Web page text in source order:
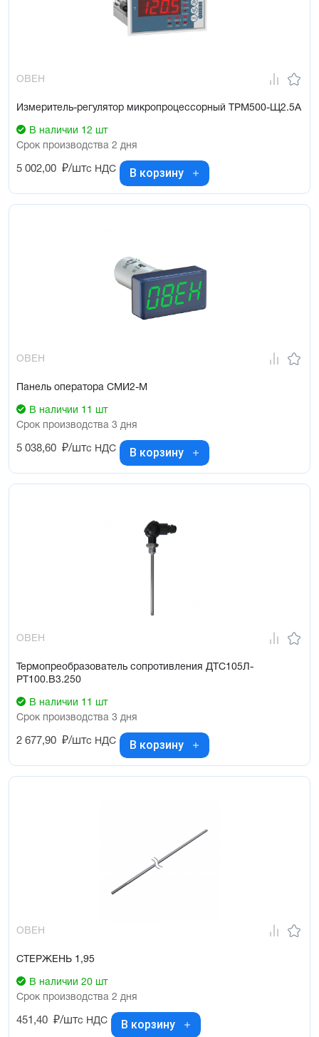
ОВЕН
Измеритель-регулятор микропроцессорный ТРМ500-Щ2.5А
В наличии 12 шт
Срок производства 2 дня
5 002,00 ₽/штс НДС В корзину
ОВЕН
Панель оператора СМИ2-М
В наличии 11 шт
Срок производства 3 дня
5 038,60 ₽/штс НДС В корзину
ОВЕН
Термопреобразователь сопротивления ДТС105Л-
РТ100.В3.250
В наличии 11 шт
Срок производства 3 дня
2 677,90 ₽/штс НДС В корзину
ОВЕН
СТЕРЖЕНЬ 1,95
В наличии 20 шт
Срок производства 2 дня
451,40 ₽/штс НДС В корзину